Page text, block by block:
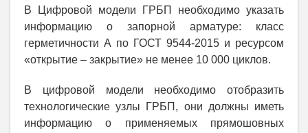
В Цифровой модели ГРБП необходимо указать
информацию о запорной арматуре: класс
герметичности А по ГОСТ 9544-2015 и ресурсом
«открытие – закрытие» не менее 10 000 циклов.
В цифровой модели необходимо отобразить
технологические узлы ГРБП, они должны иметь
информацию о применяемых прямошовных